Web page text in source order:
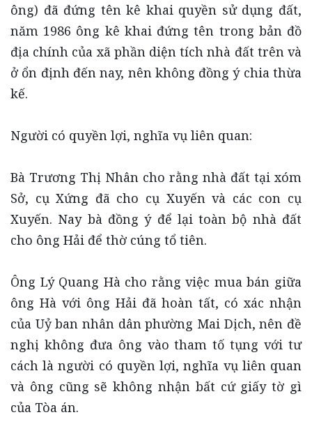
ông) đã đứng tên kê khai quyền sử dụng đất,
năm 1986 ông kê khai đứng tên trong bản đồ
địa chính của xã phần diện tích nhà đất trên và
ở ổn định đến nay, nên không đồng ý chia thừa
kế.
Người có quyền lợi, nghĩa vụ liên quan:
Bà Trương Thị Nhân cho rằng nhà đất tại xóm
Sở, cụ Xứng đã cho cụ Xuyến và các con cụ
Xuyến. Nay bà đồng ý để lại toàn bộ nhà đất
cho ông Hải để thờ cúng tổ tiên.
Ông Lý Quang Hà cho rằng việc mua bán giữa
ông Hà với ông Hải đã hoàn tất, có xác nhận
của Uỷ ban nhân dân phường Mai Dịch, nên đề
nghị không đưa ông vào tham tố tụng với tư
cách là người có quyền lợi, nghĩa vụ liên quan
và ông cũng sẽ không nhận bất cứ giấy tờ gì
của Tòa án.